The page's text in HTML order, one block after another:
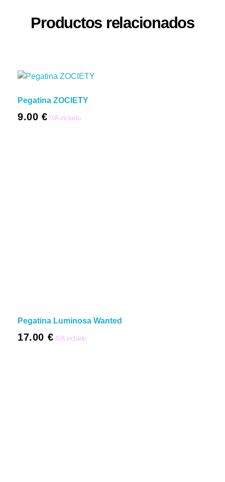
Productos relacionados
Pegatina ZOCIETY
9.00 € IVA incluido
Pegatina Luminosa Wanted
17.00 € IVA incluido